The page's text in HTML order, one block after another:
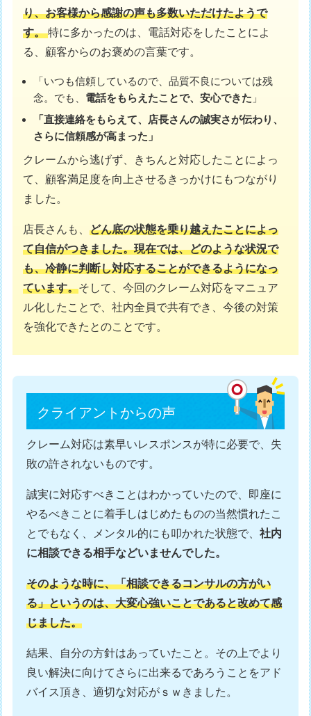
り、お客様から感謝の声も多数いただけたようで
す。特に多かったのは、電話対応をしたことによ
る、顧客からのお褒めの言葉です。
「いつも信頼しているので、品質不良については残
念。でも、 電話をもらえたことで、安心できた 」
「直接連絡をもらえて、店長さんの誠実さが伝わり、
さらに信頼感が高まった」
クレームから逃げず、きちんと対応したことによっ
て、顧客満足度を向上させるきっかけにもつながり
ました。
店長さんも、どん底の状態を乗り越えたことによっ
て自信がつきました。現在では、どのような状況で
も、冷静に判断し対応することができるようになっ
ています。そして、今回のクレーム対応をマニュア
ル化したことで、社内全員で共有でき、今後の対策
を強化できたとのことです。
クライアントからの声
クレーム対応は素早いレスポンスが特に必要で、失
敗の許されないものです。
誠実に対応すべきことはわかっていたので、即座に
やるべきことに着手しはじめたものの当然慣れたこ
とでもなく、メンタル的にも叩かれた状態で、社内
に相談できる相手などいませんでした。
そのような時に、「相談できるコンサルの方がい
る」というのは、大変心強いことであると改めて感
じました。
結果、自分の方針はあっていたこと。その上でより
良い解決に向けてさらに出来るであろうことをアド
バイス頂き、適切な対応がｓｗきました。